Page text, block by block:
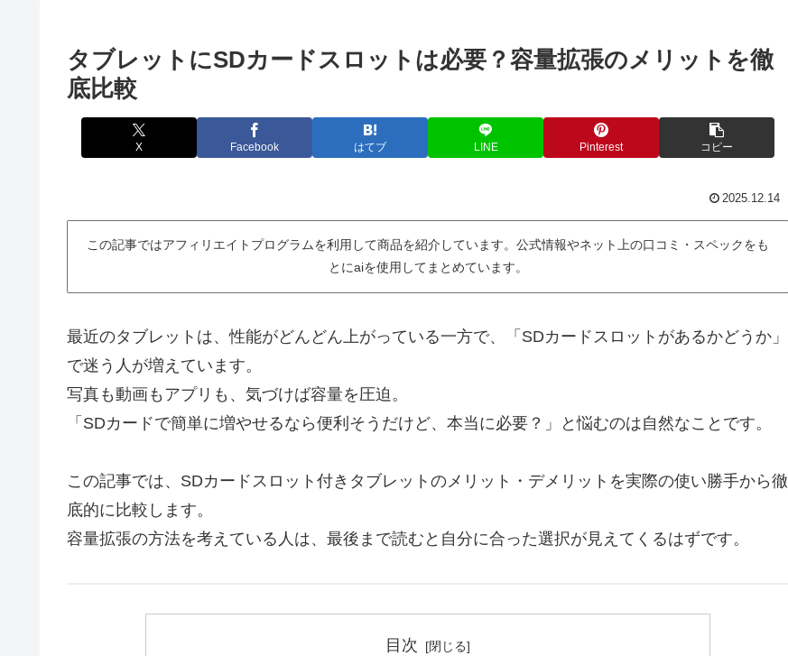
タブレットにSDカードスロットは必要？容量拡張のメリットを徹
底比較
X Facebook はてブ LINE Pinterest コピー
2025.12.14
この記事ではアフィリエイトプログラムを利用して商品を紹介しています。公式情報やネット上の口コミ・スペックをも
とにaiを使用してまとめています。
最近のタブレットは、性能がどんどん上がっている一方で、「SDカードスロットがあるかどうか」
で迷う人が増えています。
写真も動画もアプリも、気づけば容量を圧迫。
「SDカードで簡単に増やせるなら便利そうだけど、本当に必要？」と悩むのは自然なことです。
この記事では、SDカードスロット付きタブレットのメリット・デメリットを実際の使い勝手から徹
底的に比較します。
容量拡張の方法を考えている人は、最後まで読むと自分に合った選択が見えてくるはずです。
目次